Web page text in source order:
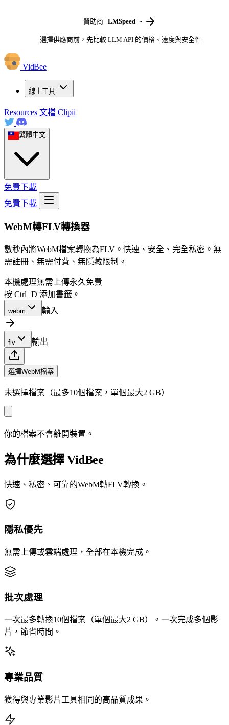
贊助商 LMSpeed -
選擇供應商前，先比較 LLM API 的價格、速度與安全性
VidBee
線上工具
Resources 文檔 Clipii
繁體中文
免費下載
免費下載
WebM轉FLV轉換器
數秒內將WebM檔案轉換為FLV。快速、安全、完全私密。無
需註冊、無需付費、無隱藏限制。
本機處理無需上傳永久免費
按 Ctrl+D 添加書籤。
webm 輸入
flv 輸出
選擇WebM檔案
未選擇檔案（最多10個檔案，單個最大2 GB）
你的檔案不會離開裝置。
為什麼選擇 VidBee
快速、私密、可靠的WebM轉FLV轉換。
隱私優先
無需上傳或雲端處理，全部在本機完成。
批次處理
一次最多轉換10個檔案（單個最大2 GB）。一次完成多個影
片，節省時間。
專業品質
獲得與專業影片工具相同的高品質成果。